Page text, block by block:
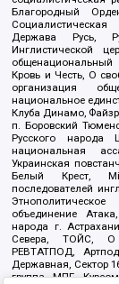
Благородный
Держава Русь,
Инглистической
Кровь и Честь, О
организация
национальное
Клуба Динамо,
п. Боровский
Русского народа
национальная
Украинская
Белый Крест,
последователей
объединение
народа г.
Севера, ТОЙС, О
РЕВТАТПОД,
Державная, Сектор
группа МПГ,